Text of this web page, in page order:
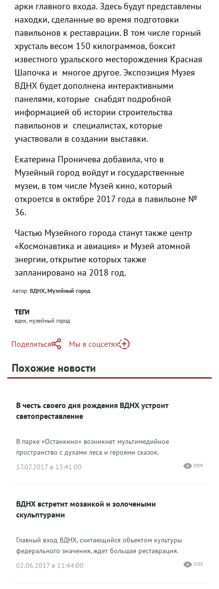
арки главного входа. Здесь будут представлены
находки, сделанные во время подготовки
павильонов к реставрации. В том числе горный
хрусталь весом 150 килограммов, боксит
известного уральского месторождения Красная
Шапочка и многое другое. Экспозиция Музея
ВДНХ будет дополнена интерактивными
панелями, которые снабдят подробной
информацией об истории строительства
павильонов и специалистах, которые
участвовали в создании выставки.
Екатерина Проничева добавила, что в
Музейный город войдут и государственные
музеи, в том числе Музей кино, который
откроется в октябре 2017 года в павильоне №
36.
Частью Музейного города станут также центр
«Космонавтика и авиация» и Музей атомной
энергии, открытие которых также
запланировано на 2018 год.
Автор: ВДНХ, Музейный город
ТЕГИ
вднх, музейный город
Поделиться
Telegram
Одноклассники
Мы в соцсетях
Яндекс Дзен
Похожие новости
В честь своего дня рождения ВДНХ устроит
светопреставление
В парке «Останкино» возникнет мультимедийное
пространство с духами леса и героями сказок.
17.07.2017 в 13:41:00
3909
ВДНХ встретит мозаикой и золочеными
скульптурами
Главный вход ВДНХ, считающийся объектом культуры
федерального значения, ждет большая реставрация.
02.06.2017 в 11:44:00
3393